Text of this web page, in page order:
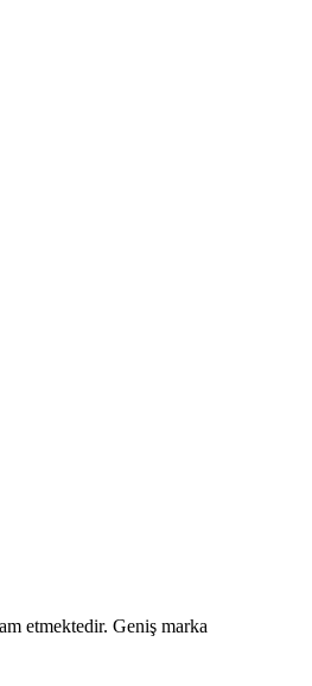
etmektedir. Geniş marka